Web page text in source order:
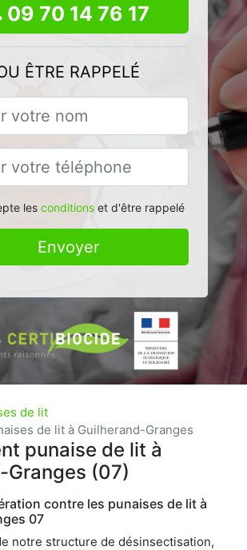
09 70 14 76 17
ÊTRE RAPPELÉ
les conditionset d'être rappelé
Envoyer
de lit
de lit à Guilherand-Granges
punaise de lit à
Granges (07)
contre les punaises de lit à
07
notre structure de désinsectisation,